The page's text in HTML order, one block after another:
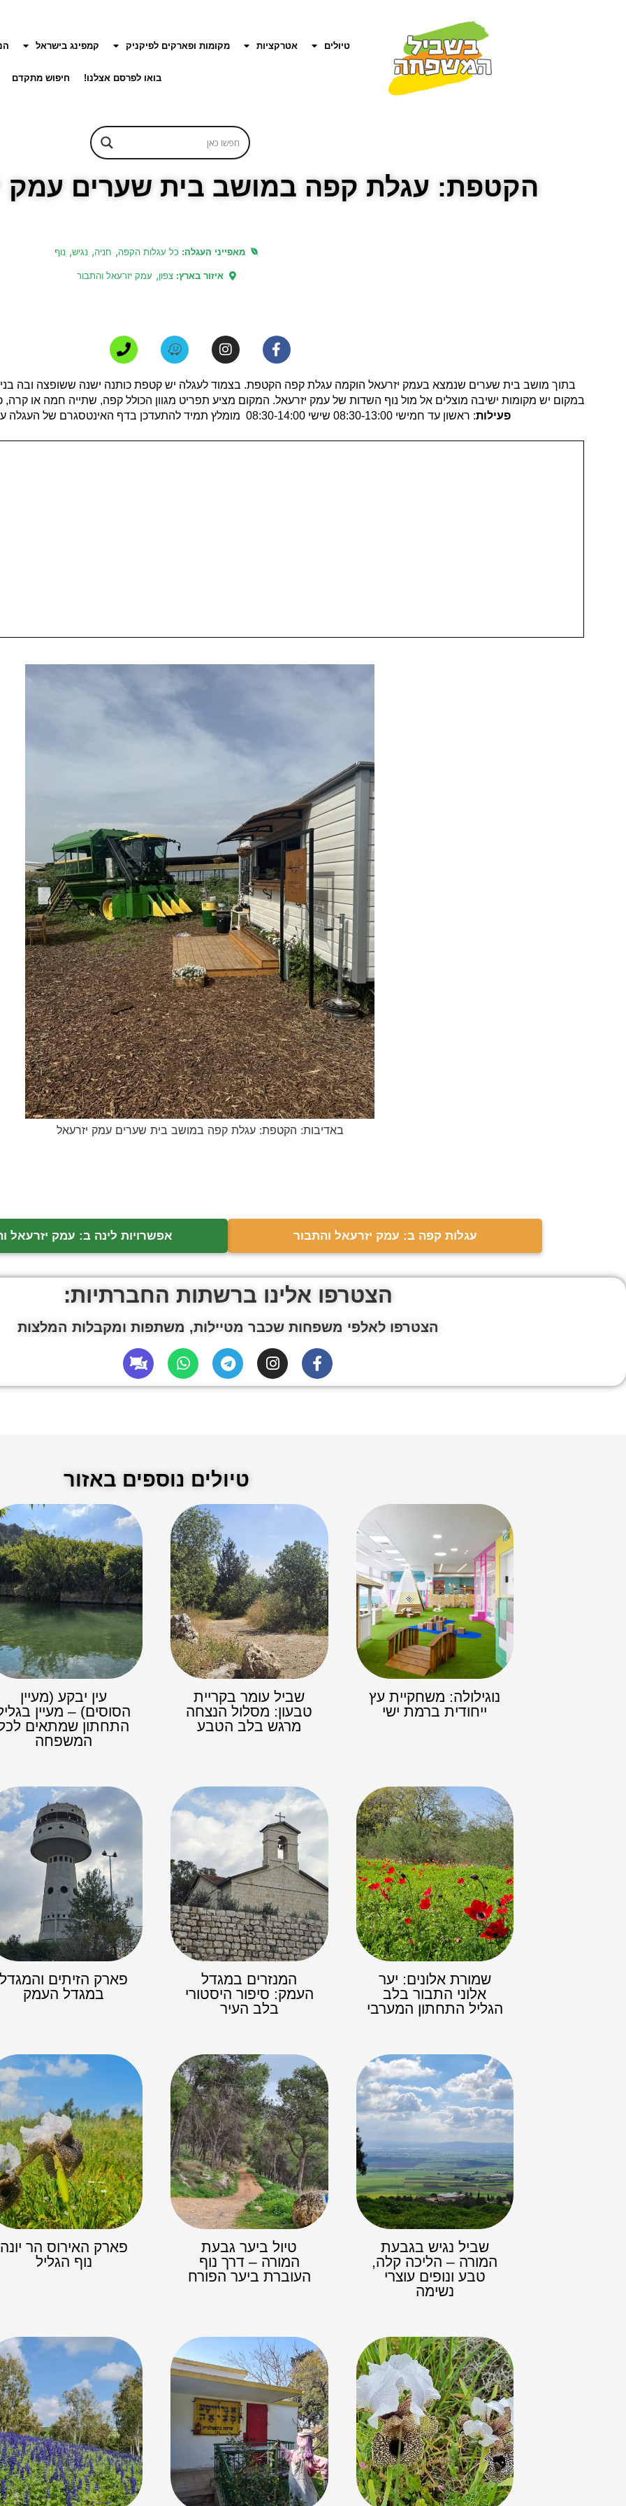
טיולים אטרקציות מקומות ופארקים לפיקניק קמפינג בישראל
בואו לפרסם אצלנו! חיפוש מתקדם
הקטפת: עגלת קפה במושב בית שערים עמק
מאפייני העגלה: כל עגלות הקפה, חניה, נגיש, נוף
איזור בארץ: צפון, עמק יזרעאל והתבור
בתוך מושב בית שערים שנמצא בעמק יזרעאל הוקמה עגלת קפה הקטפת. בצמוד לעגלה יש קטפת כותנה ישנה ששופצה ובה
במקום יש מקומות ישיבה מוצלים אל מול נוף השדות של עמק יזרעאל. המקום מציע תפריט מגוון הכולל קפה, שתייה חמה או קרה,
פעילות: ראשון עד חמישי 08:30-13:00 שישי 08:30-14:00 מומלץ תמיד להתעדכן בדף האינטסגרם של העגלה על שעות נוספות בהמשך.
באדיבות: הקטפת: עגלת קפה במושב בית שערים עמק יזרעאל
עגלות קפה ב: עמק יזרעאל והתבור אפשרויות לינה ב: עמק יזרעאל
הצטרפו אלינו ברשתות החברתיות:
הצטרפו לאלפי משפחות שכבר מטיילות, משתפות ומקבלות המלצות
טיולים נוספים באזור
נוגילולה: משחקיית עץ
ייחודית ברמת ישי
שביל עומר בקריית
טבעון: מסלול הנצחה
מרגש בלב הטבע
עין יבקע (מעיין
הסוסים) – מעיין
התחתון שמתאים
המשפחה
שמורת אלונים: יער
אלוני התבור בלב
הגליל התחתון המערבי
המנזרים במגדל
העמק: סיפור היסטורי
בלב העיר
פארק הזיתים והמגדל
במגדל העמק
שביל נגיש בגבעת
המורה – הליכה קלה,
טבע ונופים עוצרי
נשימה
טיול ביער גבעת
המורה – דרך נוף
העוברת ביער הפורח
פארק האירוס הר יונה
נוף הגליל